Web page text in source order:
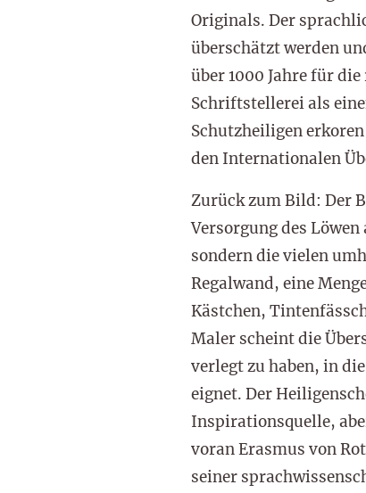
Originals. Der
überschätzt werden
über 1000 Jahre für
Schriftstellerei als
Schutzheiligen
den Internationalen
Zurück zum Bild: Der
Versorgung des
sondern die vielen
Regalwand, eine
Kästchen,
Maler scheint die
verlegt zu haben, in
eignet. Der
Inspirationsquelle,
voran Erasmus von
seiner